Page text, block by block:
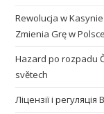
Rewolucja w
Zmienia Grę w Polsce
Hazard po rozpadu
světech
Ліцензії і